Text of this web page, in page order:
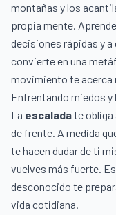
montañas y los
propia mente.
decisiones rápidas y
convierte en una
movimiento te acerca
Enfrentando miedos
La escaladate
de frente. A medida
te hacen dudar de ti
vuelves más fuerte.
desconocido te
vida cotidiana.